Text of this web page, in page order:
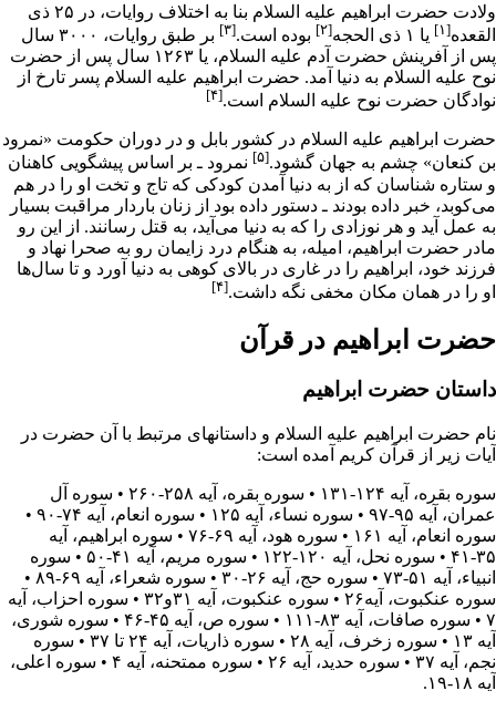
ولادت حضرت ابراهیم علیه السلام بنا به اختلاف روایات، در ۲۵
ذی
القعده[۱] یا ۱ ذی الحجه[۲] بوده است.[۳]
بر طبق روایات، ۳۰۰۰ سال
پس از آفرینش حضرت آدم علیه السلام، یا ۱۲۶۳ سال پس از
حضرت
نوح علیه السلام به دنیا آمد. حضرت ابراهیم علیه السلام پسر تارخ از
نوادگان حضرت نوح علیه السلام است.[۴]
حضرت ابراهیم علیه السلام در کشور بابل و در دوران حکومت «نمرود
بن کنعان» چشم به جهان گشود.[۵]
نمرود ـ بر اساس پیشگویی کاهنان
و ستاره شناسان که از به دنیا آمدن کودکی که تاج و تخت او را در هم
می‌کوبد، خبر داده بودند ـ دستور داده بود از زنان باردار مراقبت بسیار
به عمل آید و هر نوزادی را که به دنیا می‌آید، به قتل رسانند. از این رو
مادر حضرت ابراهیم، امیله، به هنگام درد زایمان رو به صحرا نهاد و
فرزند خود، ابراهیم را در غاری در بالای کوهی به دنیا آورد و تا سال‌ها
او را در همان مکان مخفی نگه داشت.[۴]
حضرت ابراهیم در قرآن
داستان حضرت ابراهیم
نام حضرت ابراهیم علیه السلام و داستانهای مرتبط با آن حضرت در
آیات زیر از قرآن کریم آمده است:
سوره بقره، آیه ۱۲۴-۱۳۱ • سوره بقره، آیه ۲۵۸-۲۶۰ • سوره آل
عمران، آیه ۹۵-۹۷
• سوره نساء، آیه ۱۲۵ • سوره انعام، آیه ۷۴-۹۰
•
سوره انعام، آیه ۱۶۱
• سوره هود، آیه ۶۹-۷۶ • سوره ابراهیم، آیه
۳۵-۴۱
• سوره نحل، آیه ۱۲۰-۱۲۲ • سوره مریم، آیه ۴۱-۵۰ • سوره
انبیاء، آیه ۵۱-۷۳
• سوره حج، آیه ۲۶-۳۰ • سوره شعراء، آیه ۶۹-۸۹
•
سوره عنکبوت، آیه۲۶
• سوره عنکبوت، آیه ۳۱و۳۲ • سوره احزاب، آیه
۷ • سوره صافات، آیه ۸۳-۱۱۱ • سوره ص، آیه ۴۵-۴۶ • سوره شوری،
آیه ۱۳
• سوره زخرف، آیه ۲۸ • سوره ذاریات، آیه ۲۴ تا ۳۷ • سوره
نجم، آیه ۳۷
• سوره حدید، آیه ۲۶ • سوره ممتحنه، آیه ۴ • سوره اعلی،
آیه ۱۸-۱۹
.